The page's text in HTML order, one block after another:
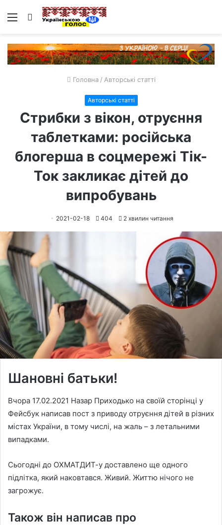
Меню Пошук
Головна / Авторські статті
Авторські статті
Стрибки з вікон, отруєння
таблетками: російська
блогерша в соцмережі Тік-
Ток закликає дітей до
випробувань
2021-02-18 404 2 хвилин читання
Шановні батьки!
Вчора 17.02.2021 Назар Приходько на своїй сторінці у
Фейсбук написав пост з приводу отруєння дітей в різних
містах України, в тому числі, на жаль – з летальними
випадками.
Сьогодні до ОХМАТДИТ-у доставлено ще одного
підлітка, який наковтався. Живий. Життю нічого не
загрожує.
Також він написав про